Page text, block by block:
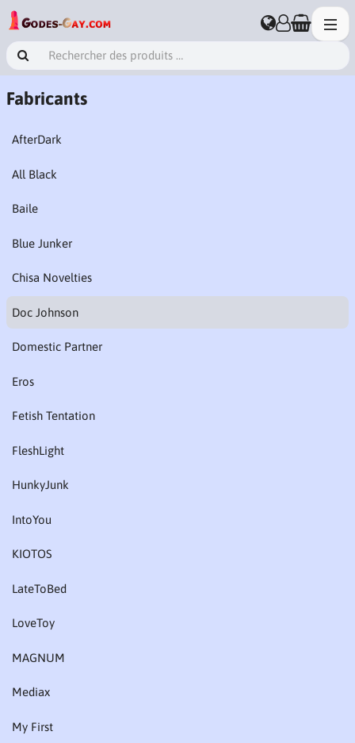
Fabricants
AfterDark
All Black
Baile
Blue Junker
Chisa Novelties
Doc Johnson
Domestic Partner
Eros
Fetish Tentation
FleshLight
HunkyJunk
IntoYou
KIOTOS
LateToBed
LoveToy
MAGNUM
Mediax
My First